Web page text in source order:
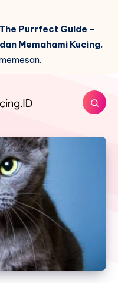
The Purrfect Guide -
Memahami Kucing.